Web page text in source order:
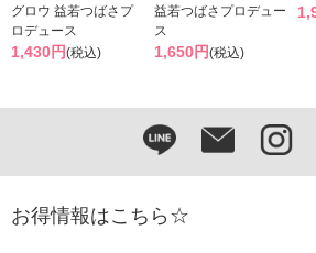
グロウ 益若つばさプ
ロデュース
1,430円(税込)
益若つばさプロデュー
ス
1,650円(税込)
お得情報はこちら☆